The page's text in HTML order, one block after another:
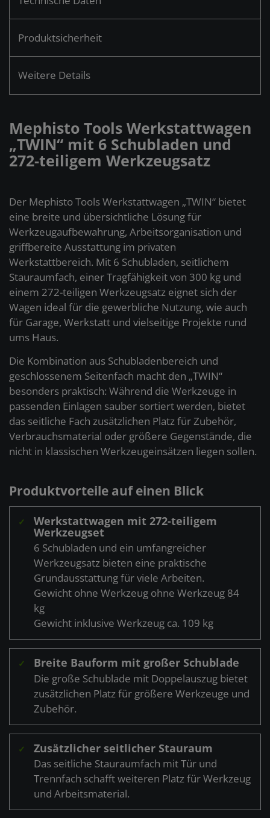
Produktsicherheit
Weitere Details
Mephisto Tools Werkstattwagen
„TWIN“ mit 6 Schubladen und
272-teiligem Werkzeugsatz
Der Mephisto Tools Werkstattwagen „TWIN“ bietet
eine breite und übersichtliche Lösung für
Werkzeugaufbewahrung, Arbeitsorganisation und
griffbereite Ausstattung im privaten
Werkstattbereich. Mit 6 Schubladen, seitlichem
Stauraumfach, einer Tragfähigkeit von 300 kg und
einem 272-teiligen Werkzeugsatz eignet sich der
Wagen ideal für die gewerbliche Nutzung, wie auch
für Garage, Werkstatt und vielseitige Projekte rund
ums Haus.
Die Kombination aus Schubladenbereich und
geschlossenem Seitenfach macht den „TWIN“
besonders praktisch: Während die Werkzeuge in
passenden Einlagen sauber sortiert werden, bietet
das seitliche Fach zusätzlichen Platz für Zubehör,
Verbrauchsmaterial oder größere Gegenstände, die
nicht in klassischen Werkzeugeinsätzen liegen sollen.
Produktvorteile auf einen Blick
✓ Werkstattwagen mit 272-teiligem
Werkzeugset
6 Schubladen und ein umfangreicher
Werkzeugsatz bieten eine praktische
Grundausstattung für viele Arbeiten.
Gewicht ohne Werkzeug ohne Werkzeug 84
kg
Gewicht inklusive Werkzeug ca. 109 kg
✓ Breite Bauform mit großer Schublade
Die große Schublade mit Doppelauszug bietet
zusätzlichen Platz für größere Werkzeuge und
Zubehör.
✓ Zusätzlicher seitlicher Stauraum
Das seitliche Stauraumfach mit Tür und
Trennfach schafft weiteren Platz für Werkzeug
und Arbeitsmaterial.